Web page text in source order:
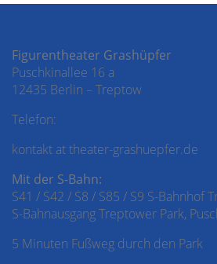
Figurentheater Grashüpfer
Puschkinallee 16 a
12435 Berlin – Treptow
Telefon:
kontakt at theater-grashuepfer.de
Mit der S-Bahn:
S41 / S42 / S8 / S85 / S9 S-Bahnhof
S-Bahnausgang Treptower Park,
5 Minuten Fußweg durch den Park